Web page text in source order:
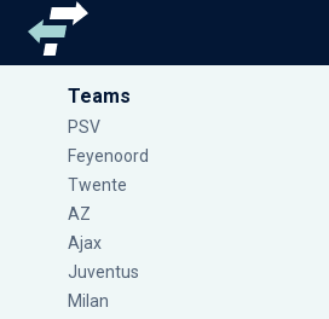
Teams
PSV
Feyenoord
Twente
AZ
Ajax
Juventus
Milan